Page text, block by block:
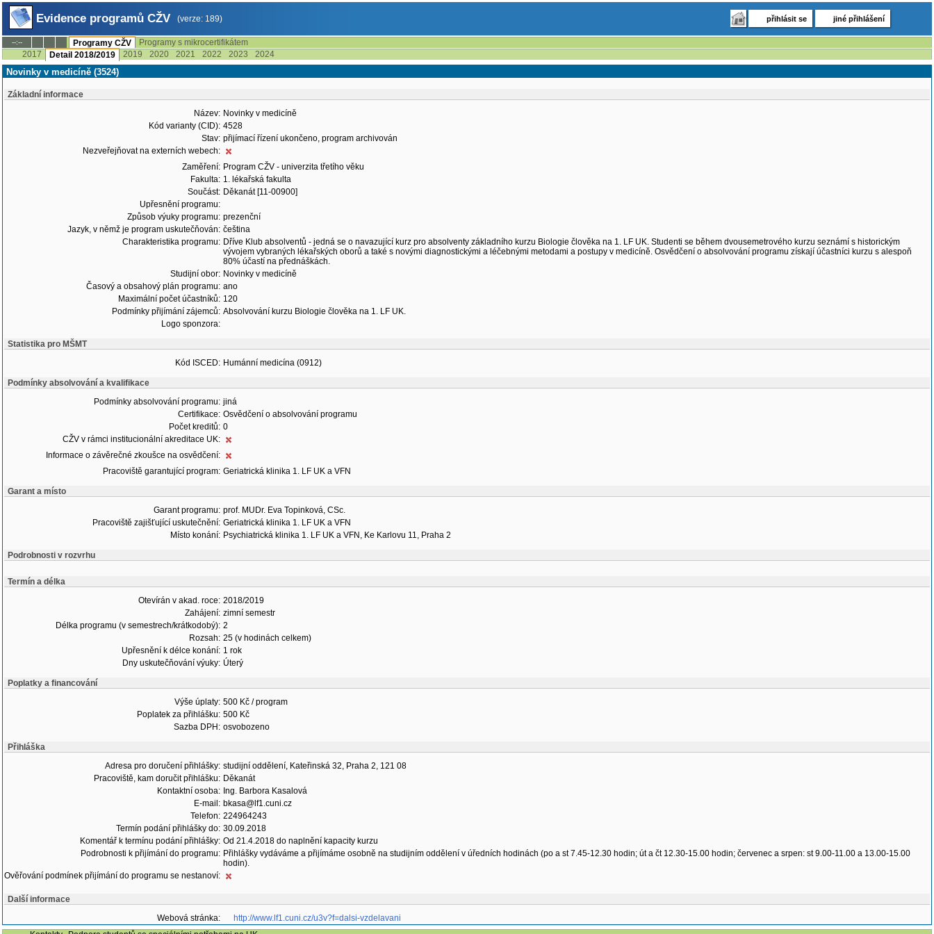
Evidence programů CŽV (verze: 189) přihlásit se jiné přihlášení
--:-- Programy CŽV
Programy s mikrocertifikátem
2017
Detail 2018/2019 2019 2020 2021 2022 2023 2024
Novinky v medicíně (3524)
Základní informace
Název: Novinky v medicíně
Kód varianty (CID): 4528
Stav: přijímací řízení ukončeno, program archivován
Nezveřejňovat na externích webech:
Zaměření: Program CŽV - univerzita třetího věku
Fakulta: 1. lékařská fakulta
Součást: Děkanát [11-00900]
Upřesnění programu:
Způsob výuky programu: prezenční
Jazyk, v němž je program uskutečňován: čeština
Charakteristika programu: Dříve Klub absolventů - jedná se o navazující kurz pro absolventy základního kurzu Biologie člověka na 1. LF UK. Studenti se během dvousemetrového kurzu seznámí s historickým
vývojem vybraných lékařských oborů a také s novými diagnostickými a léčebnými metodami a postupy v medicíně. Osvědčení o absolvování programu získají účastníci kurzu s alespoň
80% účastí na přednáškách.
Studijní obor: Novinky v medicíně
Časový a obsahový plán programu: ano
Maximální počet účastníků: 120
Podmínky přijímání zájemců: Absolvování kurzu Biologie člověka na 1. LF UK.
Logo sponzora:
Statistika pro MŠMT
Kód ISCED: Humánní medicína (0912)
Podmínky absolvování a kvalifikace
Podmínky absolvování programu: jiná
Certifikace: Osvědčení o absolvování programu
Počet kreditů: 0
CŽV v rámci institucionální akreditace UK:
Informace o závěrečné zkoušce na osvědčení:
Pracoviště garantující program: Geriatrická klinika 1. LF UK a VFN
Garant a místo
Garant programu: prof. MUDr. Eva Topinková, CSc.
Pracoviště zajišťující uskutečnění: Geriatrická klinika 1. LF UK a VFN
Místo konání: Psychiatrická klinika 1. LF UK a VFN, Ke Karlovu 11, Praha 2
Podrobnosti v rozvrhu
Termín a délka
Otevírán v akad. roce: 2018/2019
Zahájení: zimní semestr
Délka programu (v semestrech/krátkodobý): 2
Rozsah: 25 (v hodinách celkem)
Upřesnění k délce konání: 1 rok
Dny uskutečňování výuky: Úterý
Poplatky a financování
Výše úplaty: 500 Kč / program
Poplatek za přihlášku: 500 Kč
Sazba DPH: osvobozeno
Přihláška
Adresa pro doručení přihlášky: studijní oddělení, Kateřinská 32, Praha 2, 121 08
Pracoviště, kam doručit přihlášku: Děkanát
Kontaktní osoba: Ing. Barbora Kasalová
E-mail: bkasa@lf1.cuni.cz
Telefon: 224964243
Termín podání přihlášky do: 30.09.2018
Komentář k termínu podání přihlášky: Od 21.4.2018 do naplnění kapacity kurzu
Podrobnosti k přijímání do programu: Přihlášky vydáváme a přijímáme osobně na studijním oddělení v úředních hodinách (po a st 7.45-12.30 hodin; út a čt 12.30-15.00 hodin; červenec a srpen: st 9.00-11.00 a 13.00-15.00
hodin).
Ověřování podmínek přijímání do programu se nestanoví:
Další informace
Webová stránka:
http://www.lf1.cuni.cz/u3v?f=dalsi-vzdelavani